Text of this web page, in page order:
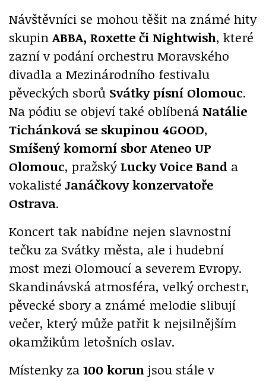
Návštěvníci se mohou těšit na známé hity
skupin ABBA, Roxette či Nightwish, které
zazní v podání orchestru Moravského
divadla a Mezinárodního festivalu
pěveckých sborů Svátky písní Olomouc.
Na pódiu se objeví také oblíbená Natálie
Tichánková se skupinou 4GOOD,
Smíšený komorní sbor Ateneo UP
Olomouc, pražskýLucky Voice Band a
vokalistéJanáčkovy konzervatoře
Ostrava.
Koncert tak nabídne nejen slavnostní
tečku za Svátky města, ale i hudební
most mezi Olomoucí a severem Evropy.
Skandinávská atmosféra, velký orchestr,
pěvecké sbory a známé melodie slibují
večer, který může patřit k nejsilnějším
okamžikům letošních oslav.
Místenky za 100 korun jsou stále v